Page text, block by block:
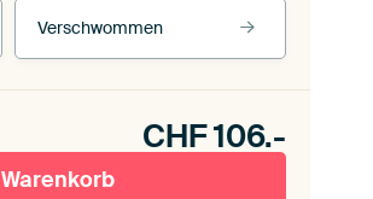
Verschwommen
Mit Schattenfugenrahmen, weiß
CHF106.-